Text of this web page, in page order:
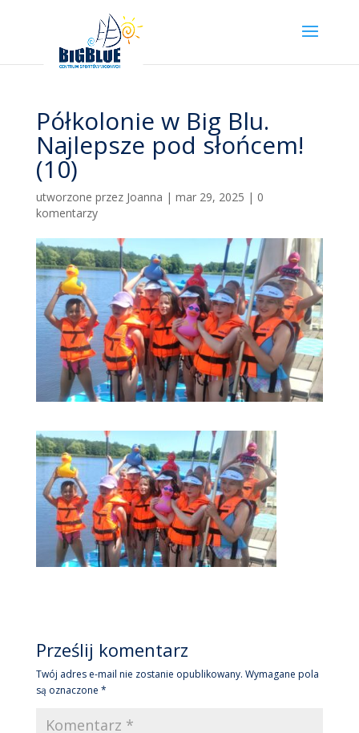
Półkolonie w Big Blu.
Najlepsze pod słońcem!
(10)
utworzone przez Joanna | mar 29, 2025 | 0
komentarzy
Prześlij komentarz
Twój adres e-mail nie zostanie opublikowany. Wymagane pola
są oznaczone *